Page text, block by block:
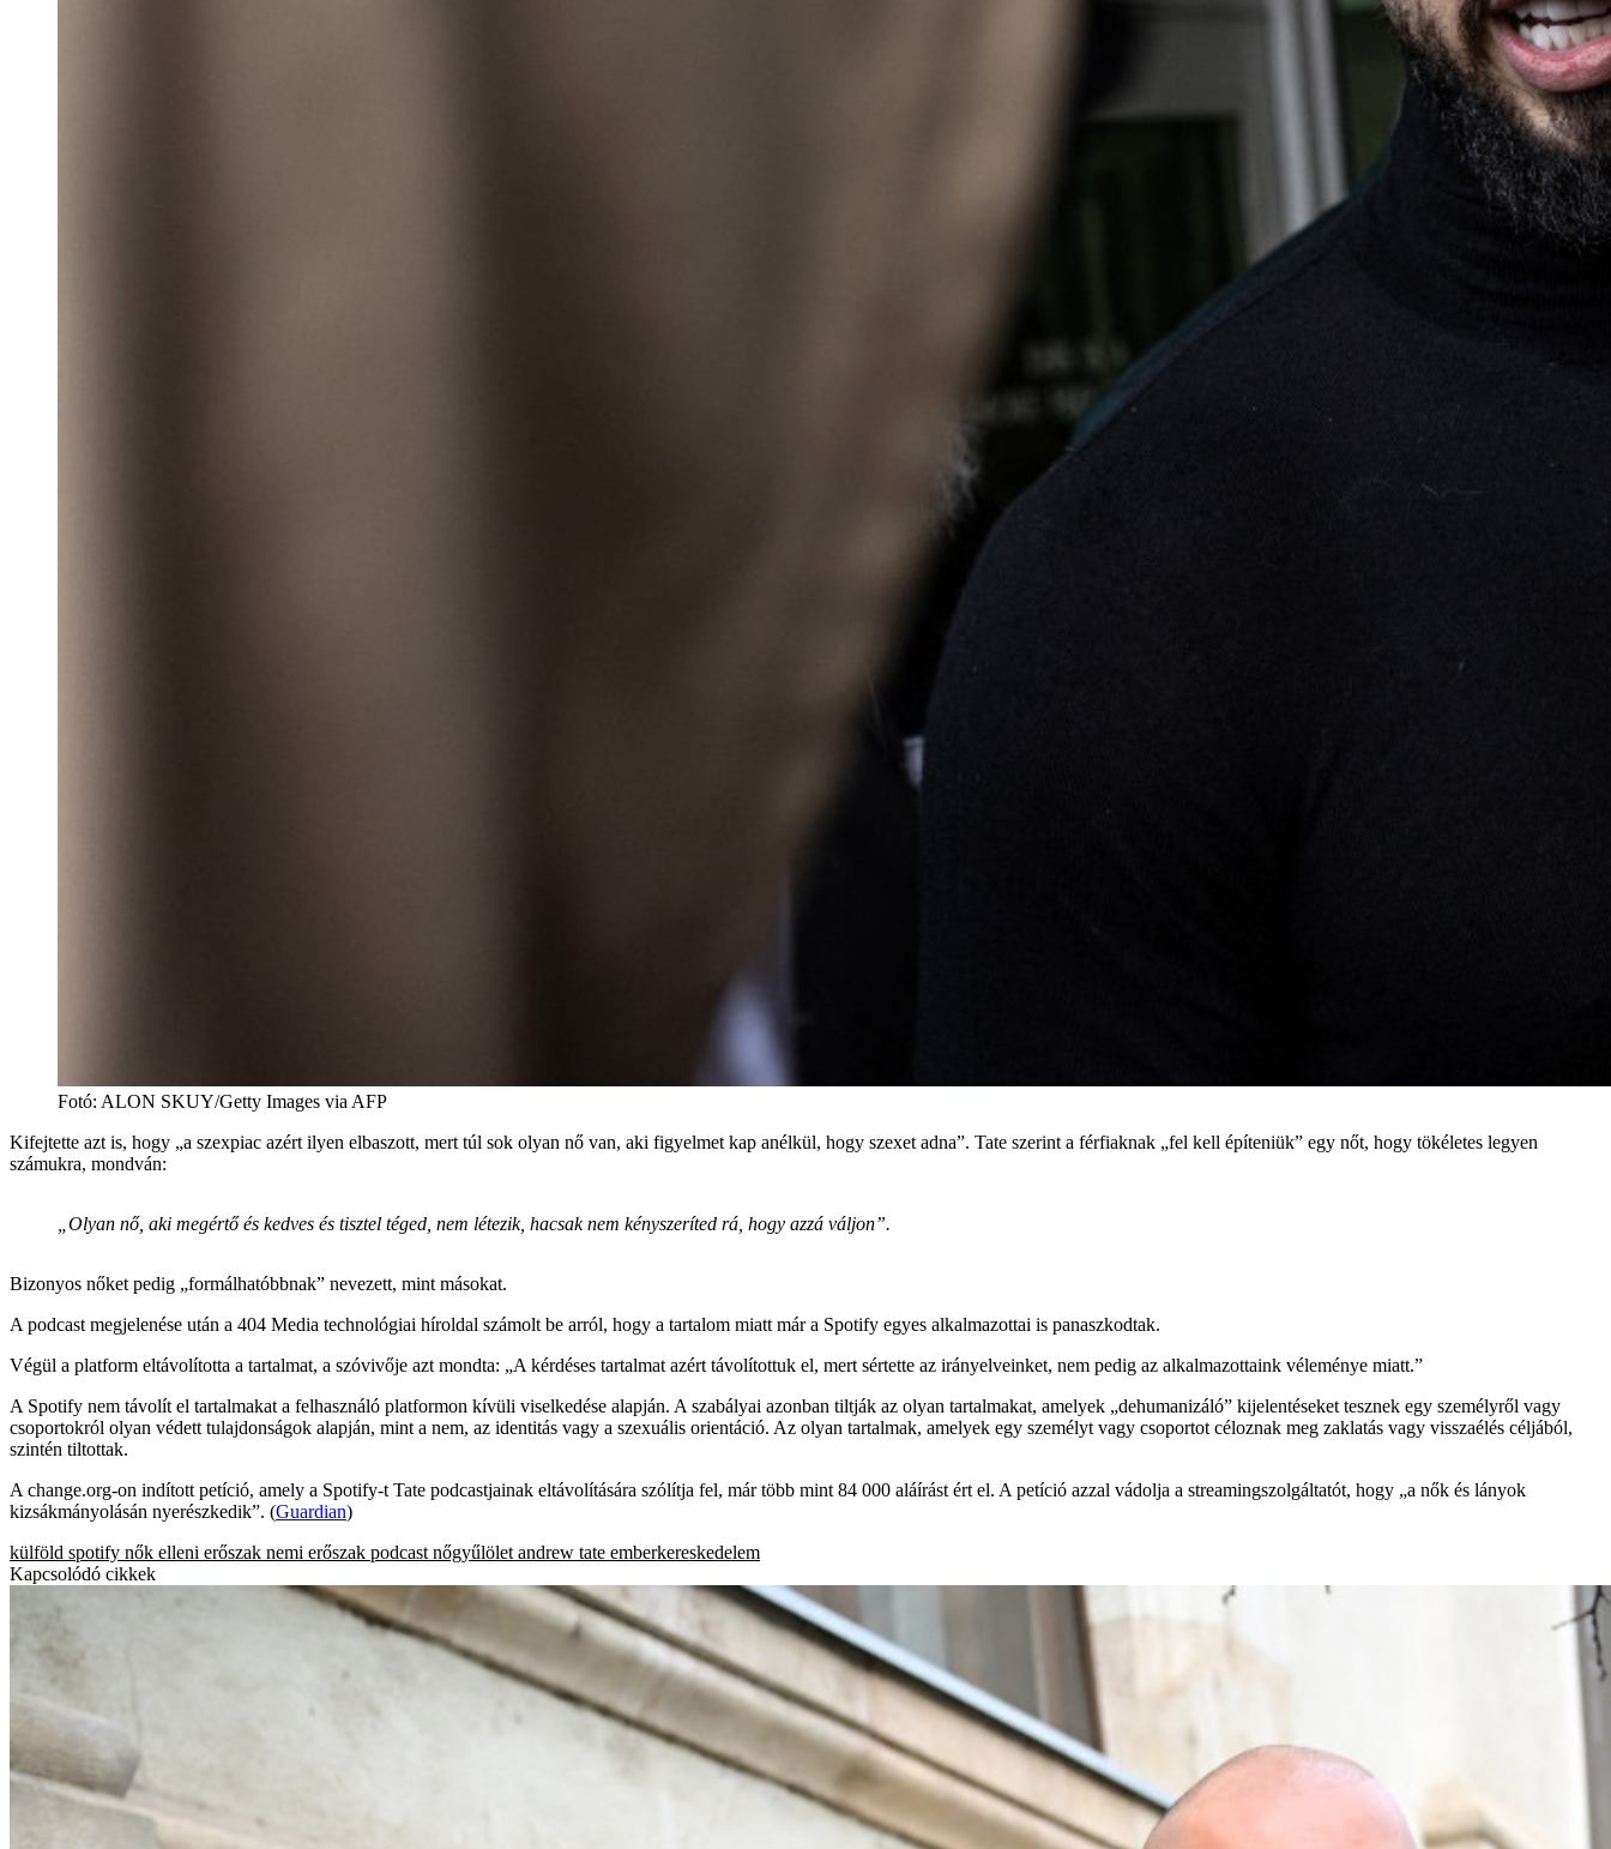
Fotó: ALON SKUY/Getty Images via AFP
Kifejtette azt is, hogy „a szexpiac azért ilyen elbaszott, mert túl sok olyan nő van, aki figyelmet kap anélkül, hogy szexet adna”. Tate szerint a férfiaknak „fel kell építeniük” egy nőt, hogy tökéletes legyen
számukra, mondván:
„Olyan nő, aki megértő és kedves és tisztel téged, nem létezik, hacsak nem kényszeríted rá, hogy azzá váljon”.
Bizonyos nőket pedig „formálhatóbbnak” nevezett, mint másokat.
A podcast megjelenése után a 404 Media technológiai híroldal számolt be arról, hogy a tartalom miatt már a Spotify egyes alkalmazottai is panaszkodtak.
Végül a platform eltávolította a tartalmat, a szóvivője azt mondta: „A kérdéses tartalmat azért távolítottuk el, mert sértette az irányelveinket, nem pedig az alkalmazottaink véleménye miatt.”
A Spotify nem távolít el tartalmakat a felhasználó platformon kívüli viselkedése alapján. A szabályai azonban tiltják az olyan tartalmakat, amelyek „dehumanizáló” kijelentéseket tesznek egy személyről vagy
csoportokról olyan védett tulajdonságok alapján, mint a nem, az identitás vagy a szexuális orientáció. Az olyan tartalmak, amelyek egy személyt vagy csoportot céloznak meg zaklatás vagy visszaélés céljából,
szintén tiltottak.
A change.org-on indított petíció, amely a Spotify-t Tate podcastjainak eltávolítására szólítja fel, már több mint 84 000 aláírást ért el. A petíció azzal vádolja a streamingszolgáltatót, hogy „a nők és lányok
kizsákmányolásán nyerészkedik”. (Guardian)
külföld spotify nők elleni erőszak nemi erőszak podcast nőgyűlölet andrew tate emberkereskedelem
Kapcsolódó cikkek